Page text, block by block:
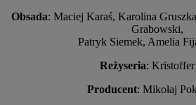
Obsada: Maciej Karaś, Karolina
Grabowski,
Patryk Siemek, Amelia
Reżyseria: Kristoffer
Producent: Mikołaj